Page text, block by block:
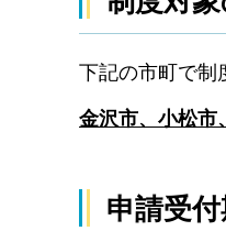
下記の市町で制
金沢市、小松市
申請受付